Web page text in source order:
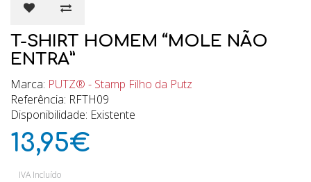
T-SHIRT HOMEM “MOLE NÃO
ENTRA”
Marca: PUTZ® - Stamp Filho da Putz
Referência: RFTH09
Disponibilidade: Existente
13,95€
IVA Incluído